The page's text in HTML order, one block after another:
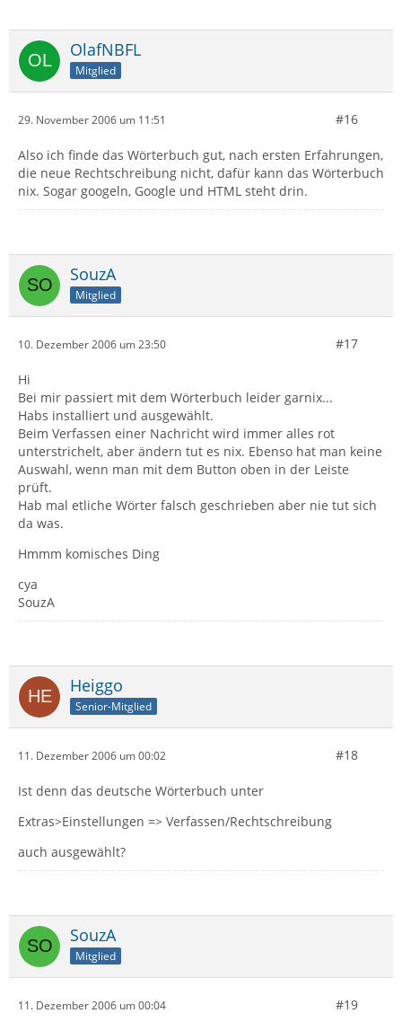
OlafNBFL
Mitglied
29. November 2006 um 11:51 #16
Also ich finde das Wörterbuch gut, nach ersten Erfahrungen,
die neue Rechtschreibung nicht, dafür kann das Wörterbuch
nix. Sogar googeln, Google und HTML steht drin.
SouzA
Mitglied
10. Dezember 2006 um 23:50 #17
Hi
Bei mir passiert mit dem Wörterbuch leider garnix...
Habs installiert und ausgewählt.
Beim Verfassen einer Nachricht wird immer alles rot
unterstrichelt, aber ändern tut es nix. Ebenso hat man keine
Auswahl, wenn man mit dem Button oben in der Leiste
prüft.
Hab mal etliche Wörter falsch geschrieben aber nie tut sich
da was.
Hmmm komisches Ding
cya
SouzA
Heiggo
Senior-Mitglied
11. Dezember 2006 um 00:02 #18
Ist denn das deutsche Wörterbuch unter
Extras>Einstellungen => Verfassen/Rechtschreibung
auch ausgewählt?
SouzA
Mitglied
11. Dezember 2006 um 00:04 #19